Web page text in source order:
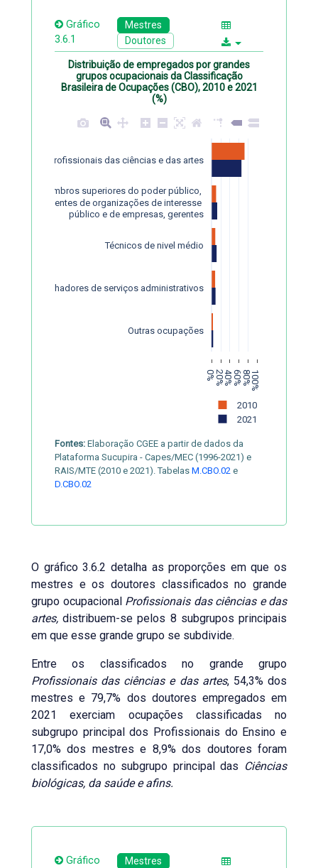
Gráfico
3.6.1
Mestres
Doutores
Distribuição de empregados por grandes
grupos ocupacionais da Classificação
Brasileira de Ocupações (CBO), 2010 e 2021
(%)
0% 20%40%60%80%100%
Outras ocupações
Trabalhadores de serviços administrativos
Técnicos de nivel médio
Membros superiores do poder público,
dirigentes de organizações de interesse
público e de empresas, gerentes
Profissionais das ciências e das artes
2010
2021
Fontes: Elaboração CGEE a partir de dados da
Plataforma Sucupira - Capes/MEC (1996-2021) e
RAIS/MTE (2010 e 2021). Tabelas M.CBO.02 e
D.CBO.02
O gráfico 3.6.2 detalha as proporções em que os
mestres e os doutores classificados no grande
grupo ocupacional Profissionais das ciências e das
artes, distribuem-se pelos 8 subgrupos principais
em que esse grande grupo se subdivide.
Entre os classificados no grande grupo
Profissionais das ciências e das artes, 54,3% dos
mestres e 79,7% dos doutores empregados em
2021 exerciam ocupações classificadas no
subgrupo principal dos Profissionais do Ensino e
17,0% dos mestres e 8,9% dos doutores foram
classificados no subgrupo principal das Ciências
biológicas, da saúde e afins.
Gráfico
Mestres